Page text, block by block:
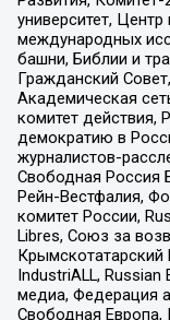
университет,
международных
башни, Библии и
Гражданский
Академическая
комитет действия,
демократию в
журналистов-
Свободная Россия
Рейн-Вестфалия,
комитет России,
Libres, Союз за
IndustriALL,
медиа, Федерация
Свободная Европа,